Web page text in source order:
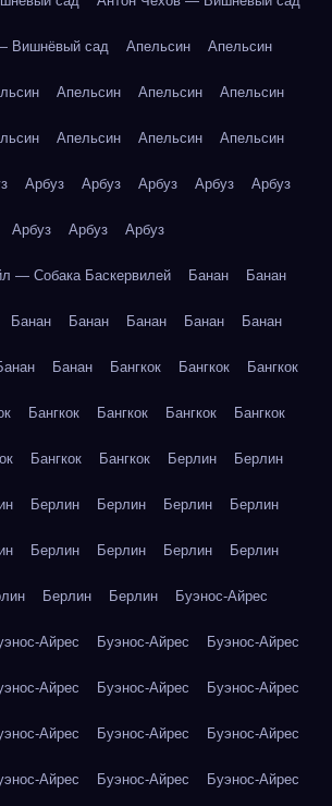
Вишнёвый сад Апельсин Апельсин
Апельсин Апельсин Апельсин
Апельсин Апельсин Апельсин
Арбуз Арбуз Арбуз Арбуз Арбуз
Арбуз Арбуз Арбуз
— Собака Баскервилей Банан Банан
Банан Банан Банан Банан Банан
Банан Бангкок Бангкок Бангкок
Бангкок Бангкок Бангкок Бангкок
Бангкок Бангкок Берлин Берлин
Берлин Берлин Берлин Берлин
Берлин Берлин Берлин Берлин
Берлин Берлин Буэнос-Айрес
Айрес Буэнос-Айрес Буэнос-Айрес
Айрес Буэнос-Айрес Буэнос-Айрес
Айрес Буэнос-Айрес Буэнос-Айрес
Айрес Буэнос-Айрес Буэнос-Айрес